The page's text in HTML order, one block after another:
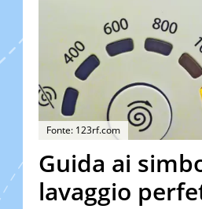
Fonte: 123rf.com
Guida ai
lavaggio